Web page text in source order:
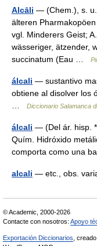
Alcāli — (Chem.), s. u.
älteren
vgl. Minderers Geist;
wässeriger, ätzender,
succinatum (Eau …
álcali — sustantivo
obtiene al disolver los
Diccionario Salamanca
álcali — (Del ár. hisp.
Quím. Hidróxido
comporta como una
alcali — etc., obs.
© Academic, 2000-2026
Contacte con nosotros: Apoyo
Exportación Diccionarios ,